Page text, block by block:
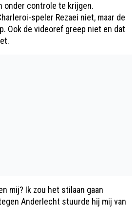
onder controle te krijgen.
speler Rezaei niet, maar de
Ook de videoref greep niet en dat
mij? Ik zou het stilaan gaan
Anderlecht stuurde hij mij van